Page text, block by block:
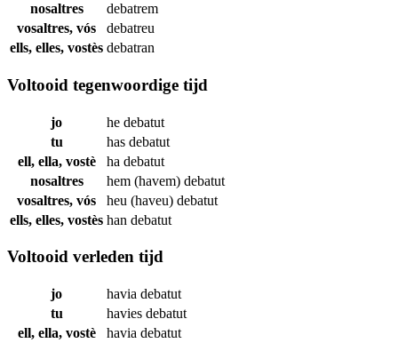
nosaltres
debatrem
vosaltres, vós
debatreu
ells, elles, vostès debatran
Voltooid tegenwoordige tijd
jo he debatut
tu
has debatut
ell, ella, vostè
ha debatut
nosaltres
hem (havem) debatut
vosaltres, vós
heu (haveu) debatut
ells, elles, vostès han debatut
Voltooid verleden tijd
jo havia debatut
tu
havies debatut
ell, ella, vostè
havia debatut